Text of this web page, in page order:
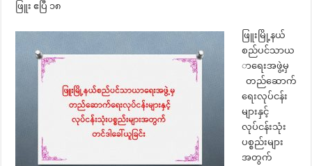
ဖြူး ဧပြီ ၁၈
ဖြူးမြို့နယ်
စည်ပင်သာယ
ာရေးအဖွဲ့မှ
တည်ဆောက်
ရေးလုပ်ငန်း
များနှင့်
လုပ်ငန်းသုံး
ပစ္စည်းများ
အတွက်